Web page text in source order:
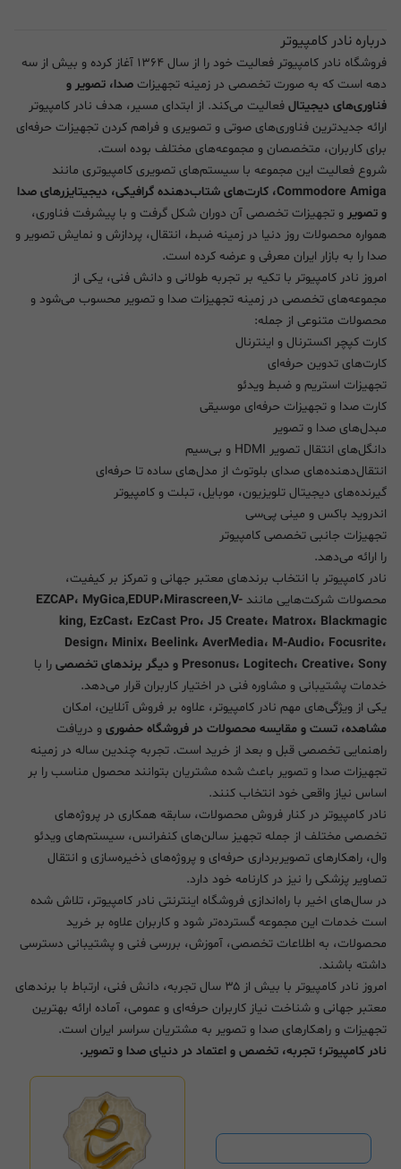
درباره نادر کامپیوتر
فروشگاه نادر کامپیوتر فعالیت خود را از سال ۱۳۶۴ آغاز کرده و بیش از سه
دهه است که به صورت تخصصی در زمینه تجهیزات صدا، تصویر و
فناوری‌های دیجیتال فعالیت می‌کند. از ابتدای مسیر، هدف نادر کامپیوتر
ارائه جدیدترین فناوری‌های صوتی و تصویری و فراهم کردن تجهیزات حرفه‌ای
برای کاربران، متخصصان و مجموعه‌های مختلف بوده است.
شروع فعالیت این مجموعه با سیستم‌های تصویری کامپیوتری مانند
Commodore Amiga، کارت‌های شتاب‌دهنده گرافیکی، دیجیتایزرهای صدا
و تصویر و تجهیزات تخصصی آن دوران شکل گرفت و با پیشرفت فناوری،
همواره محصولات روز دنیا در زمینه ضبط، انتقال، پردازش و نمایش تصویر و
صدا را به بازار ایران معرفی و عرضه کرده است.
امروز نادر کامپیوتر با تکیه بر تجربه طولانی و دانش فنی، یکی از
مجموعه‌های تخصصی در زمینه تجهیزات صدا و تصویر محسوب می‌شود و
محصولات متنوعی از جمله:
کارت کپچر اکسترنال و اینترنال
کارت‌های تدوین حرفه‌ای
تجهیزات استریم و ضبط ویدئو
کارت صدا و تجهیزات حرفه‌ای موسیقی
مبدل‌های صدا و تصویر
دانگل‌های انتقال تصویر HDMI و بی‌سیم
انتقال‌دهنده‌های صدای بلوتوث از مدل‌های ساده تا حرفه‌ای
گیرنده‌های دیجیتال تلویزیون، موبایل، تبلت و کامپیوتر
اندروید باکس و مینی پی‌سی
تجهیزات جانبی تخصصی کامپیوتر
را ارائه می‌دهد.
نادر کامپیوتر با انتخاب برندهای معتبر جهانی و تمرکز بر کیفیت،
محصولات شرکت‌هایی مانند EZCAP، MyGica,EDUP،Mirascreen,V-
king, EzCast، EzCast Pro، J5 Create، Matrox، Blackmagic
Design، Minix، Beelink، AverMedia، M-Audio، Focusrite،
Presonus، Logitech، Creative، Sony و دیگر برندهای تخصصی
را با
خدمات پشتیبانی و مشاوره فنی در اختیار کاربران قرار می‌دهد.
یکی از ویژگی‌های مهم نادر کامپیوتر، علاوه بر فروش آنلاین، امکان
مشاهده، تست و مقایسه محصولات در فروشگاه حضوری و دریافت
راهنمایی تخصصی قبل و بعد از خرید است. تجربه چندین ساله در زمینه
تجهیزات صدا و تصویر باعث شده مشتریان بتوانند محصول مناسب را بر
اساس نیاز واقعی خود انتخاب کنند.
نادر کامپیوتر در کنار فروش محصولات، سابقه همکاری در پروژه‌های
تخصصی مختلف از جمله تجهیز سالن‌های کنفرانس، سیستم‌های ویدئو
وال، راهکارهای تصویربرداری حرفه‌ای و پروژه‌های ذخیره‌سازی و انتقال
تصاویر پزشکی را نیز در کارنامه خود دارد.
در سال‌های اخیر با راه‌اندازی فروشگاه اینترنتی نادر کامپیوتر، تلاش شده
است خدمات این مجموعه گسترده‌تر شود و کاربران علاوه بر خرید
محصولات، به اطلاعات تخصصی، آموزش، بررسی فنی و پشتیبانی دسترسی
داشته باشند.
امروز نادر کامپیوتر با بیش از ۳۵ سال تجربه، دانش فنی، ارتباط با برندهای
معتبر جهانی و شناخت نیاز کاربران حرفه‌ای و عمومی، آماده ارائه بهترین
تجهیزات و راهکارهای صدا و تصویر به مشتریان سراسر ایران است.
نادر کامپیوتر؛ تجربه، تخصص و اعتماد در دنیای صدا و تصویر.